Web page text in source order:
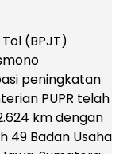
(BPJT)
peningkatan
PUPR telah
km dengan
49 Badan Usaha